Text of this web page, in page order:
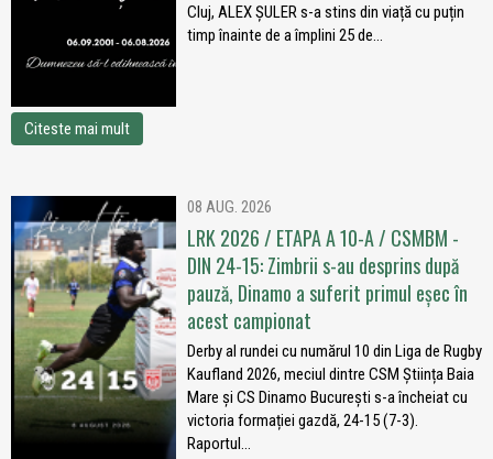
Cluj, ALEX ȘULER s-a stins din viață cu puțin
timp înainte de a împlini 25 de...
Citeste mai mult
08 AUG. 2026
LRK 2026 / ETAPA A 10-A / CSMBM -
DIN 24-15: Zimbrii s-au desprins după
pauză, Dinamo a suferit primul eșec în
acest campionat
Derby al rundei cu numărul 10 din Liga de Rugby
Kaufland 2026, meciul dintre CSM Știința Baia
Mare și CS Dinamo București s-a încheiat cu
victoria formației gazdă, 24-15 (7-3).
Raportul...